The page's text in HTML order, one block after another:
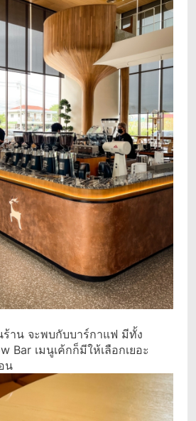
ร้าน จะพบกับบาร์กาแฟ มีทั้ง
Bar เมนูเค้กก็มีให้เลือกเยอะ
น